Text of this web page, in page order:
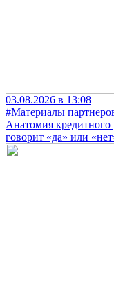
03.08.2026 в 13:08
#Материалы
Анатомия
говорит «да» или